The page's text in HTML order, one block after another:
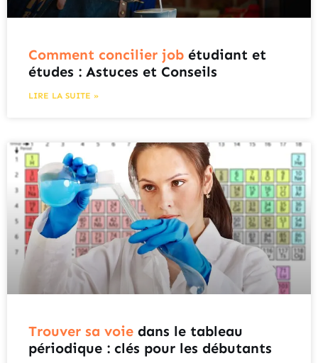
Comment concilier job étudiant et
études : Astuces et Conseils
LIRE LA SUITE »
Trouver sa voie dans le tableau
périodique : clés pour les débutants